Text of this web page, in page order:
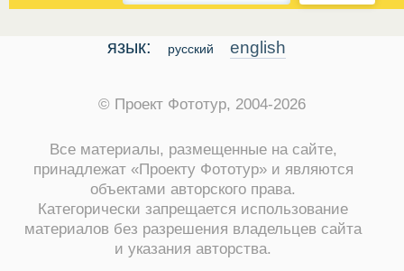
язык: русский english
© Проект Фототур, 2004-2026
Все материалы, размещенные на сайте,
принадлежат «Проекту Фототур» и являются
объектами авторского права.
Категорически запрещается использование
материалов без разрешения владельцев сайта
и указания авторства.